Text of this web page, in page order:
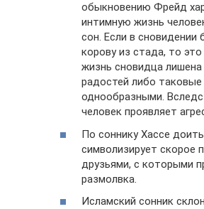
обыкновению Фрейд
интимную жизнь
сон. Если в сновидении
корову из стада, то
жизнь сновидца
радостей либо
однообразными.
человек проявляет
По соннику Хассе
символизирует скорое
друзьями, с которыми
размолвка.
Исламский сонник